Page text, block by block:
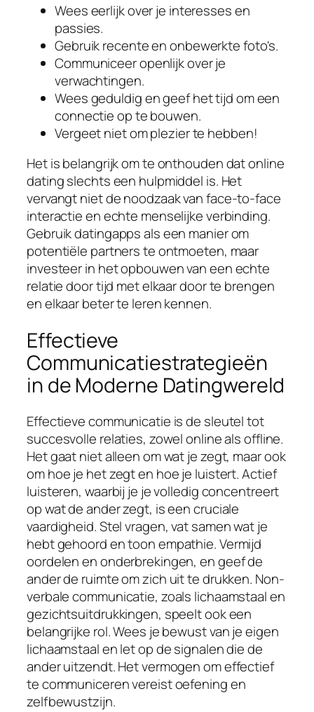
Wees eerlijk over je interesses en
passies.
Gebruik recente en onbewerkte foto's.
Communiceer openlijk over je
verwachtingen.
Wees geduldig en geef het tijd om een
connectie op te bouwen.
Vergeet niet om plezier te hebben!
Het is belangrijk om te onthouden dat online
dating slechts een hulpmiddel is. Het
vervangt niet de noodzaak van face-to-face
interactie en echte menselijke verbinding.
Gebruik datingapps als een manier om
potentiële partners te ontmoeten, maar
investeer in het opbouwen van een echte
relatie door tijd met elkaar door te brengen
en elkaar beter te leren kennen.
Effectieve
Communicatiestrategieën
in de Moderne Datingwereld
Effectieve communicatie is de sleutel tot
succesvolle relaties, zowel online als offline.
Het gaat niet alleen om wat je zegt, maar ook
om hoe je het zegt en hoe je luistert. Actief
luisteren, waarbij je je volledig concentreert
op wat de ander zegt, is een cruciale
vaardigheid. Stel vragen, vat samen wat je
hebt gehoord en toon empathie. Vermijd
oordelen en onderbrekingen, en geef de
ander de ruimte om zich uit te drukken. Non-
verbale communicatie, zoals lichaamstaal en
gezichtsuitdrukkingen, speelt ook een
belangrijke rol. Wees je bewust van je eigen
lichaamstaal en let op de signalen die de
ander uitzendt. Het vermogen om effectief
te communiceren vereist oefening en
zelfbewustzijn.